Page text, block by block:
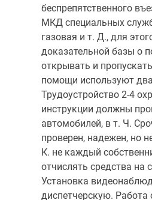
беспрепятственного
МКД специальных
газовая и т. Д., для
доказательной базы о
открывать и
помощи используют
Трудоустройство 2-4
инструкции должны
автомобилей, в т. Ч.
проверен, надежен, но
К. не каждый
отчислять средства на
Установка
диспетчерскую. Работа